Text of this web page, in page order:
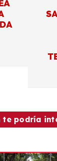
te podría